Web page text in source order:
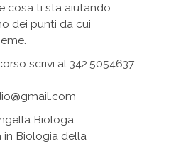
cosa ti sta aiutando
dei punti da cui
scrivi al 342.5054637
Biologa
in Biologia della